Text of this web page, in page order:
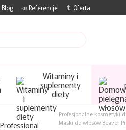
Blog 📣 Referencje 🔖 Oferta
Witaminy i
suplementy
diety
Profesjonalne kosmetyki
Maski do włosów Beaver